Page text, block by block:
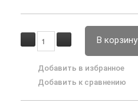
В корзину
Добавить в избранное
Добавить к сравнению